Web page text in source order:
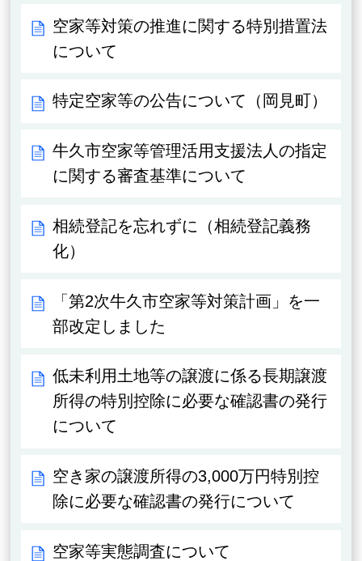
空家等対策の推進に関する特別措置法
について
特定空家等の公告について（岡見町）
牛久市空家等管理活用支援法人の指定
に関する審査基準について
相続登記を忘れずに（相続登記義務
化）
「第2次牛久市空家等対策計画」を一
部改定しました
低未利用土地等の譲渡に係る長期譲渡
所得の特別控除に必要な確認書の発行
について
空き家の譲渡所得の3,000万円特別控
除に必要な確認書の発行について
空家等実態調査について